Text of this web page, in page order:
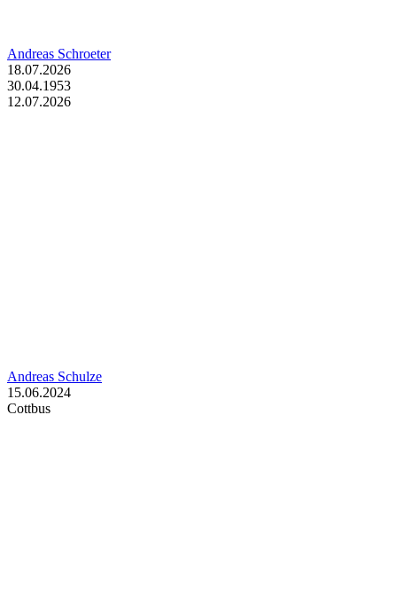
Andreas Schroeter
18.07.2026
30.04.1953
12.07.2026
Andreas Schulze
15.06.2024
Cottbus